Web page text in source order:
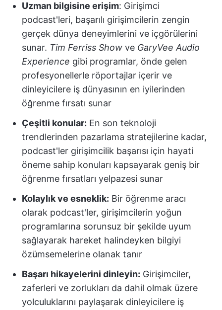
Uzman bilgisine erişim: Girişimci
podcast'leri, başarılı girişimcilerin zengin
gerçek dünya deneyimlerini ve içgörülerini
sunar. Tim Ferriss Show ve GaryVee Audio
Experience gibi programlar, önde gelen
profesyonellerle röportajlar içerir ve
dinleyicilere iş dünyasının en iyilerinden
öğrenme fırsatı sunar
Çeşitli konular: En son teknoloji
trendlerinden pazarlama stratejilerine kadar,
podcast'ler girişimcilik başarısı için hayati
öneme sahip konuları kapsayarak geniş bir
öğrenme fırsatları yelpazesi sunar
Kolaylık ve esneklik: Bir öğrenme aracı
olarak podcast'ler, girişimcilerin yoğun
programlarına sorunsuz bir şekilde uyum
sağlayarak hareket halindeyken bilgiyi
özümsemelerine olanak tanır
Başarı hikayelerini dinleyin: Girişimciler,
zaferleri ve zorlukları da dahil olmak üzere
yolculuklarını paylaşarak dinleyicilere iş